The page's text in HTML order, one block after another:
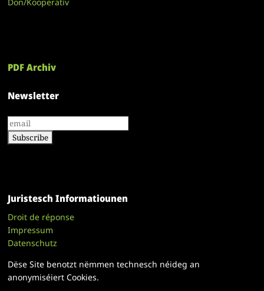
PDF Archiv
Newsletter
Juristesch Informatiounen
Droit de réponse
Impressum
Datenschutz
Dëse Site benotzt nëmmen technesch néideg an
anonymiséiert Cookies.